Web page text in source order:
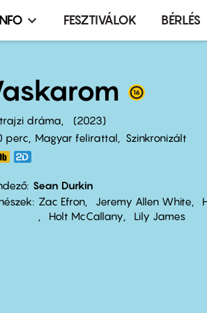
terembérlés
FESZTIVÁLOK BÉRLÉS
dráma
2023
perc,
Magyar felirattal Szinkronizált
Sean Durkin
Zac Efron Jeremy Allen White
Holt McCallany
Lily James